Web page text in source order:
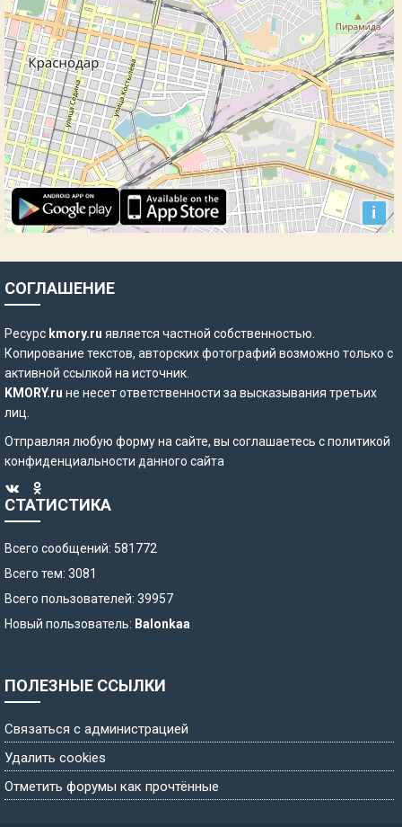
СОГЛАШЕНИЕ
Ресурс kmory.ru является частной собственностью.
Копирование текстов, авторских фотографий возможно только с
активной ссылкой на источник.
KMORY.ru не несет ответственности за высказывания третьих
лиц.
Отправляя любую форму на сайте, вы соглашаетесь сполитикой
конфиденциальности данного сайта
СТАТИСТИКА
Всего сообщений: 581772
Всего тем: 3081
Всего пользователей: 39957
Новый пользователь: Balonkaa
ПОЛЕЗНЫЕ ССЫЛКИ
Связаться с администрацией
Удалить cookies
Отметить форумы как прочтённые